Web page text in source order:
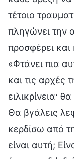
τέτοιο
πληγώνει την
προσφέρει
«Φτάνει πια
και τις αρχές
ειλικρίνεια·
Θα βγάλεις
κερδίσω από
είναι αυτή;